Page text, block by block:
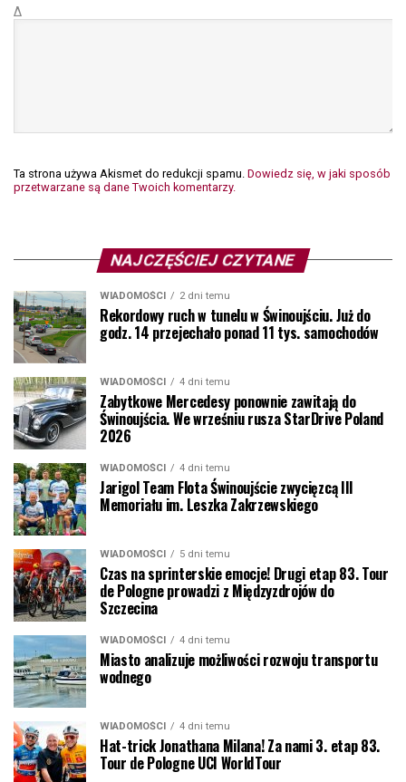
Δ
Ta strona używa Akismet do redukcji spamu. Dowiedz się, w jaki sposób
przetwarzane są dane Twoich komentarzy.
NAJCZĘŚCIEJ CZYTANE
WIADOMOŚCI 2 dni temu
Rekordowy ruch w tunelu w Świnoujściu. Już do
godz. 14 przejechało ponad 11 tys. samochodów
WIADOMOŚCI 4 dni temu
Zabytkowe Mercedesy ponownie zawitają do
Świnoujścia. We wrześniu rusza StarDrive Poland
2026
WIADOMOŚCI 4 dni temu
Jarigol Team Flota Świnoujście zwycięzcą III
Memoriału im. Leszka Zakrzewskiego
WIADOMOŚCI 5 dni temu
Czas na sprinterskie emocje! Drugi etap 83. Tour
de Pologne prowadzi z Międzyzdrojów do
Szczecina
WIADOMOŚCI 4 dni temu
Miasto analizuje możliwości rozwoju transportu
wodnego
WIADOMOŚCI 4 dni temu
Hat-trick Jonathana Milana! Za nami 3. etap 83.
Tour de Pologne UCI WorldTour